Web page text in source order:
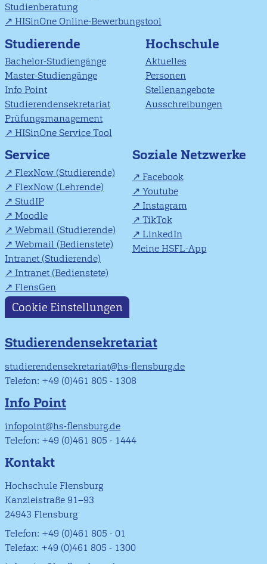
Studienberatung
HISinOne Online-Bewerbungstool
Studierende
Bachelor-Studiengänge
Master-Studiengänge
Info Point
Studierendensekretariat
Prüfungsmanagement
HISinOne Service Tool
Hochschule
Aktuelles
Personen
Stellenangebote
Ausschreibungen
Service
FlexNow (Studierende)
FlexNow (Lehrende)
StudIP
Moodle
Webmail (Studierende)
Webmail (Bedienstete)
Intranet (Studierende)
Intranet (Bedienstete)
FlensGen
Soziale Netzwerke
Facebook
Youtube
Instagram
TikTok
LinkedIn
Meine HSFL-App
Cookie Einstellungen
Studierendensekretariat
studierendensekretariat@hs-flensburg.de
Telefon: +49 (0)461 805 - 1308
Info Point
infopoint@hs-flensburg.de
Telefon: +49 (0)461 805 - 1444
Kontakt
Hochschule Flensburg
Kanzleistraße 91–93
24943 Flensburg
Telefon: +49 (0)461 805 - 01
Telefax: +49 (0)461 805 - 1300